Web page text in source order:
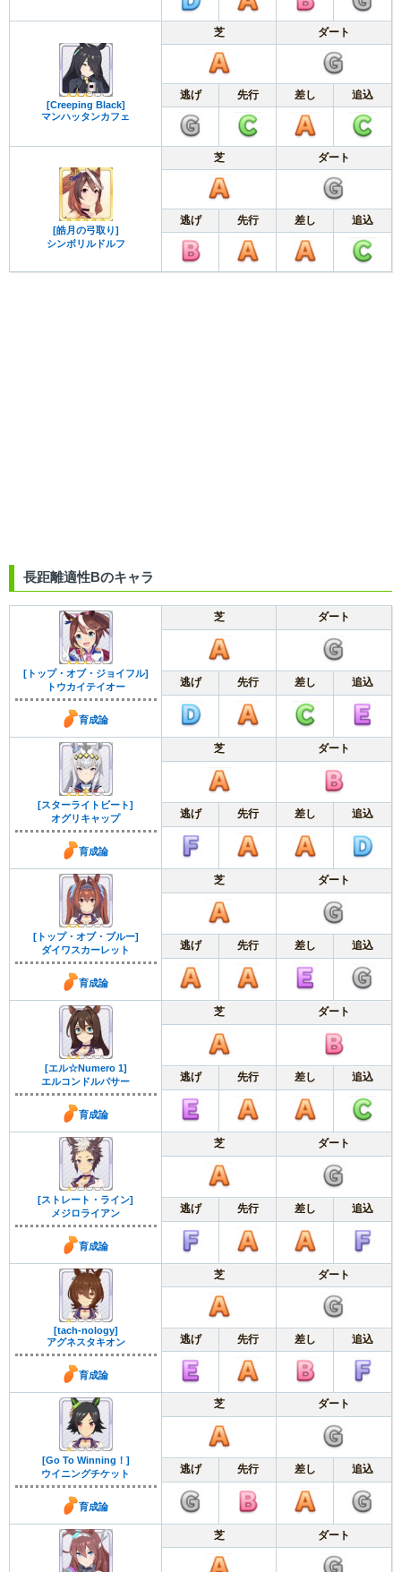
[Creeping Black]
マンハッタンカフェ
芝 ダート
逃げ 先行 差し 追込
[皓月の弓取り]
シンボリルドルフ
芝 ダート
逃げ 先行 差し 追込
長距離適性Bのキャラ
[トップ・オブ・ジョイフル]
トウカイテイオー
育成論
芝 ダート
逃げ 先行 差し 追込
[スターライトビート]
オグリキャップ
育成論
芝 ダート
逃げ 先行 差し 追込
[トップ・オブ・ブルー]
ダイワスカーレット
育成論
芝 ダート
逃げ 先行 差し 追込
[エル☆Numero 1]
エルコンドルパサー
育成論
芝 ダート
逃げ 先行 差し 追込
[ストレート・ライン]
メジロライアン
育成論
芝 ダート
逃げ 先行 差し 追込
[tach-nology]
アグネスタキオン
育成論
芝 ダート
逃げ 先行 差し 追込
[Go To Winning！]
ウイニングチケット
育成論
芝 ダート
逃げ 先行 差し 追込
芝 ダート